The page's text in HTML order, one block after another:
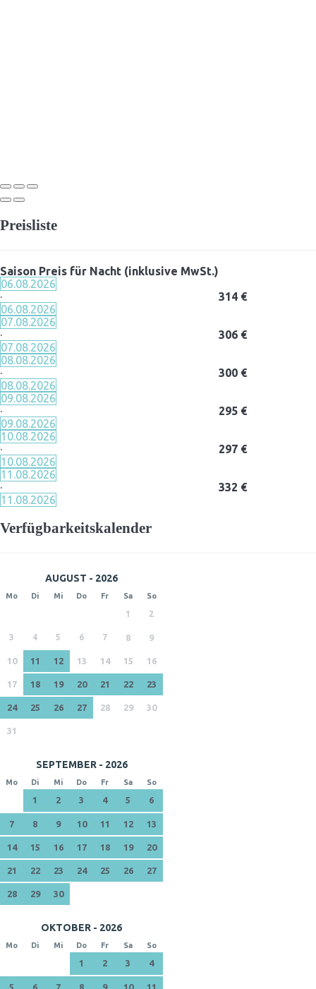
Preisliste
Saison Preis für Nacht (inklusive MwSt.)
06.08.2026
·
06.08.2026
314 €
07.08.2026
·
07.08.2026
306 €
08.08.2026
·
08.08.2026
300 €
09.08.2026
·
09.08.2026
295 €
10.08.2026
·
10.08.2026
297 €
11.08.2026
·
11.08.2026
332 €
Verfügbarkeitskalender
AUGUST - 2026
Mo Di Mi Do Fr Sa So
1 2
3 4 5 6 7 8 9
10 11 12 13 14 15 16
17 18 19 20 21 22 23
24 25 26 27 28 29 30
31
SEPTEMBER - 2026
Mo Di Mi Do Fr Sa So
1 2 3 4 5 6
7 8 9 10 11 12 13
14 15 16 17 18 19 20
21 22 23 24 25 26 27
28 29 30
OKTOBER - 2026
Mo Di Mi Do Fr Sa So
1 2 3 4